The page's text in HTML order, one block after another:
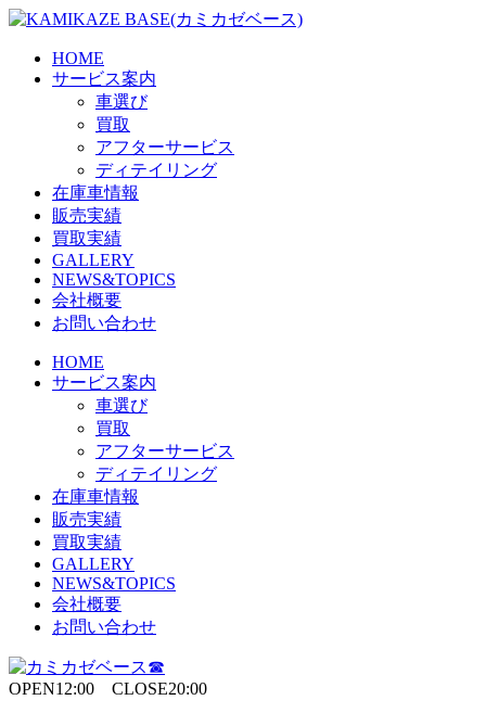
Skip
content
HOME
サービス案内
車選び
買取
アフターサービス
ディテイリング
在庫車情報
販売実績
買取実績
GALLERY
NEWS&TOPICS
会社概要
お問い合わせ
HOME
サービス案内
車選び
買取
アフターサービス
ディテイリング
在庫車情報
販売実績
買取実績
GALLERY
NEWS&TOPICS
会社概要
お問い合わせ
OPEN12:00 CLOSE20:00